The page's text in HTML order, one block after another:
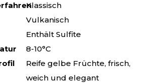
Klassisch
Vulkanisch
Enthält Sulfite
8-10°C
Reife gelbe Früchte, frisch,
weich und elegant